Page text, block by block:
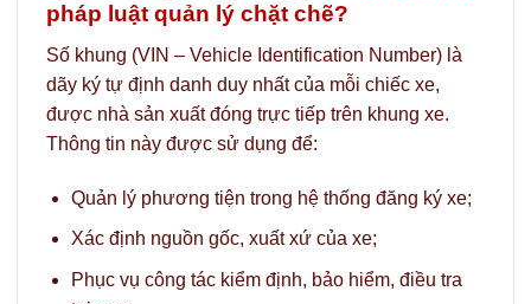
pháp luật quản lý chặt chẽ?
Số khung (VIN – Vehicle Identification Number) là
dãy ký tự định danh duy nhất của mỗi chiếc xe,
được nhà sản xuất đóng trực tiếp trên khung xe.
Thông tin này được sử dụng để:
Quản lý phương tiện trong hệ thống đăng ký xe;
Xác định nguồn gốc, xuất xứ của xe;
Phục vụ công tác kiểm định, bảo hiểm, điều tra